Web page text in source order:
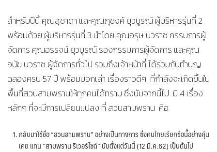
สำหรับปีนี้ คุณสุชาดา และคุณภุชงค์ ยุวบูรณ์ ผู้บริหารรุ่นที่ 2
พร้อมด้วย ผู้บริหารรุ่นที่ 3 นำโดย คุณอรุษ นวราช กรรมการผู้
จัดการ คุณอรรจน์ ยุวบูรณ์ รองกรรมการผู้จัดการ และคุณ
อนัฆ นวราช ผู้จัดการทั่วไป รวมถึงเจ้าหน้าที่ ได้ร่วมกันทำบุญ
ฉลองครบ 57 ปี พร้อมบอกเล่า เรื่องราวดีๆ ที่กำลังจะเกิดขึ้นใน
พื้นที่สวนสามพรานให้ทุกคนได้ทราบ ซึ่งนับจากนี้ไป มี 4 เรื่อง
หลักๆ ที่จะมีการเปลี่ยนแปลง ที่ สวนสามพราน คือ
กลับมาใช้ชื่อ “สวนสามพราน” อย่างเป็นทางการ ซึ่งคนไทยเรียกชื่อนี้อย่างคุ้น
เคย แทน “สามพราน ริเวอร์ไซด์” นับตั้งแต่วันนี้ (12 มี.ค.62) เป็นต้นไป